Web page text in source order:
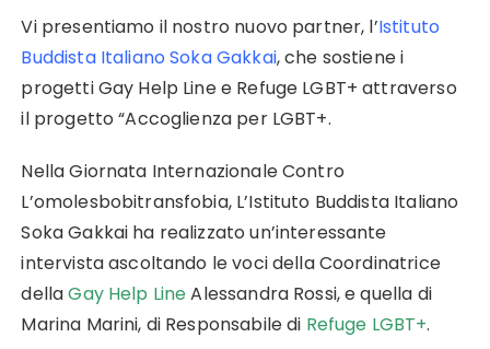
Vi presentiamo il nostro nuovo partner, l’Istituto
Buddista Italiano Soka Gakkai, che sostiene i
progetti Gay Help Line e Refuge LGBT+ attraverso
il progetto “Accoglienza per LGBT+.
Nella Giornata Internazionale Contro
L’omolesbobitransfobia, L’Istituto Buddista Italiano
Soka Gakkai ha realizzato un’interessante
intervista ascoltando le voci della Coordinatrice
dellaGay Help LineAlessandra Rossi, e quella di
Marina Marini, di Responsabile di Refuge LGBT+.